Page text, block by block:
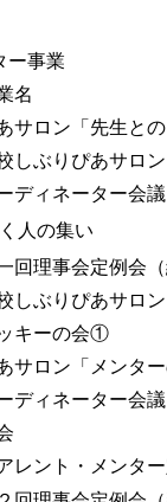
ー事業
名
サロン「先生と
しぶりぴあサロン
ディネーター会議
人の集い
回理事会定例会
しぶりぴあサロン
キーの会①
サロン「メンタ
ディネーター会議
レント・メンタ